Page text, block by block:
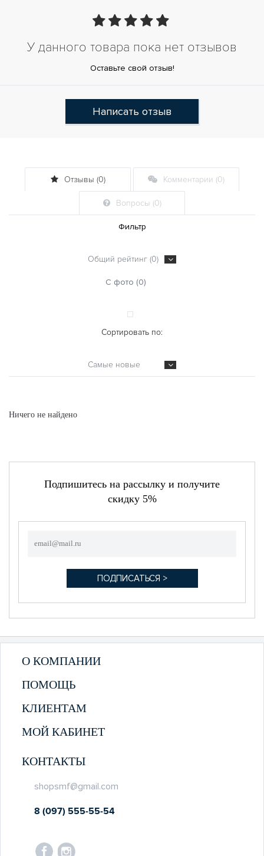
У данного товара пока нет отзывов
Оставьте свой отзыв!
Написать отзыв
Отзывы (0) Комментарии (0)
Вопросы (0)
Фильтр
Общий рейтинг (0)
С фото (0)
Сортировать по:
Самые новые
Ничего не найдено
Подпишитесь на рассылку и получите
скидку 5%
О КОМПАНИИ
ПОМОЩЬ
КЛИЕНТАМ
МОЙ КАБИНЕТ
КОНТАКТЫ
shopsmf@gmail.com
8 (097) 555-55-54